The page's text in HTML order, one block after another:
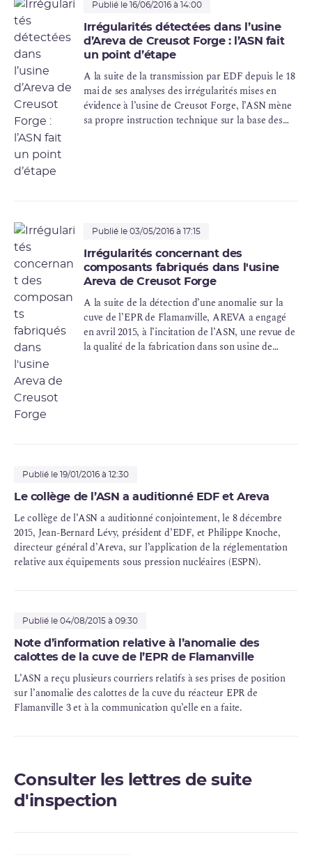
circuit primaireprincipal) et des emballages de
transport de substances radioactives.
Publié le 16/06/2016 à 14:00
Irrégularités détectées dans l’usine
d’Areva de Creusot Forge : l’ASN fait
un point d’étape
A la suite de la transmission par EDF depuis le 18
mai de ses analyses des irrégularités mises en
évidence à l’usine de Creusot Forge, l’ASN mène
sa propre instruction technique sur la base des
Publié le 03/05/2016 à 17:15
Irrégularités concernant des
composants fabriqués dans l'usine
Areva de Creusot Forge
A la suite de la détection d’une anomalie sur la
cuve de l’EPR de Flamanville, AREVA a engagé
en avril 2015, à l’incitation de l’ASN, une revue de
la qualité de la fabrication dans son usine de
Publié le 19/01/2016 à 12:30
Le collège de l’ASN a auditionné EDF et Areva
Le collège de l’ASN a auditionné conjointement, le 8 décembre
2015, Jean-Bernard Lévy, président d’EDF, et Philippe Knoche,
directeur général d’Areva, sur l’application de la réglementation
relative aux équipements sous pression nucléaires (ESPN).
Publié le 04/08/2015 à 09:30
Note d’information relative à l’anomalie des
calottes de la cuve de l’EPR de Flamanville
L’ASN a reçu plusieurs courriers relatifs à ses prises de position
sur l’anomalie des calottes de la cuve du réacteur EPR de
Flamanville 3 et à la communication qu’elle en a faite.
Consulter les lettres de suite
d'inspection